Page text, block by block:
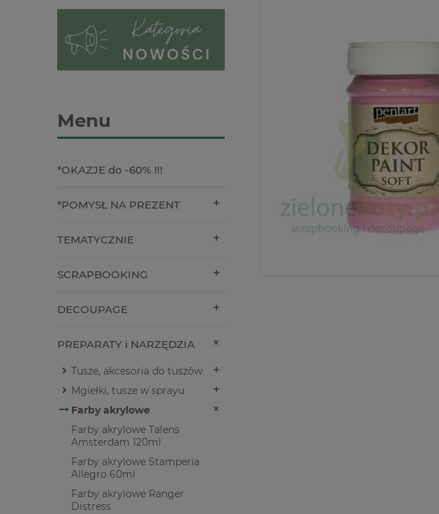
Menu
*OKAZJE do -60% !!!
*POMYSŁ NA PREZENT
TEMATYCZNIE
SCRAPBOOKING
DECOUPAGE
PREPARATY i NARZĘDZIA
Tusze, akcesoria do tuszów
Mgiełki, tusze w sprayu
Farby akrylowe
Farby akrylowe Talens
Amsterdam 120ml
Farby akrylowe Stamperia
Allegro 60ml
Farby akrylowe Ranger
Distress